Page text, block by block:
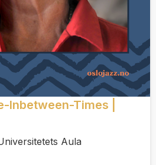
Inbetween-Times |
Aula